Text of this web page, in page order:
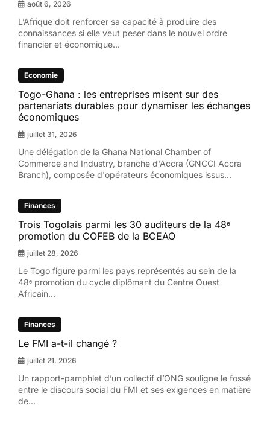
août 6, 2026
L’Afrique doit renforcer sa capacité à produire des
connaissances si elle veut peser dans le nouvel ordre
financier et économique...
Economie
Togo-Ghana : les entreprises misent sur des
partenariats durables pour dynamiser les échanges
économiques
juillet 31, 2026
Une délégation de la Ghana National Chamber of
Commerce and Industry, branche d'Accra (GNCCI Accra
Branch), composée d'opérateurs économiques issus...
Finances
Trois Togolais parmi les 30 auditeurs de la 48ᵉ
promotion du COFEB de la BCEAO
juillet 28, 2026
Le Togo figure parmi les pays représentés au sein de la
48ᵉ promotion du cycle diplômant du Centre Ouest
Africain...
Finances
Le FMI a-t-il changé ?
juillet 21, 2026
Un rapport-pamphlet d’un collectif d’ONG souligne le fossé
entre le discours social du FMI et ses exigences en matière
de...